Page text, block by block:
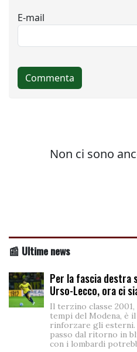
📰 Ultime news
Per la fascia destra
Urso-Lecco, ora ci
Il terzino classe
tempi del Modena, è
rinforzare gli esterni.
passo dal ritorno in
con i lombardi